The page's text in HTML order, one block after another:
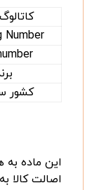
Number
کشور
این ماده
اصالت کالا